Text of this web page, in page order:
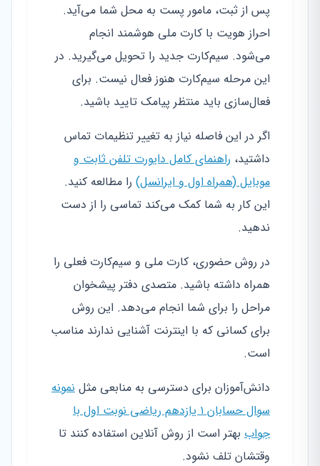
پس از ثبت، مامور پست به محل شما می‌آید.
احراز هویت با کارت ملی هوشمند انجام
می‌شود. سیم‌کارت جدید را تحویل می‌گیرید. در
این مرحله سیم‌کارت هنوز فعال نیست. برای
فعال‌سازی باید منتظر پیامک تایید باشید.
اگر در این فاصله نیاز به تغییر تنظیمات تماس
داشتید، راهنمای کامل دایورت تلفن ثابت و
موبایل (همراه اول و ایرانسل) را مطالعه کنید.
این کار به شما کمک می‌کند تماسی را از دست
ندهید.
در روش حضوری، کارت ملی و سیم‌کارت فعلی را
همراه داشته باشید. متصدی دفتر پیشخوان
مراحل را برای شما انجام می‌دهد. این روش
برای کسانی که با اینترنت آشنایی ندارند مناسب
است.
دانش‌آموزان برای دسترسی به منابعی مثل نمونه
سوال حسابان ۱ یازدهم ریاضی نوبت اول با
جواب بهتر است از روش آنلاین استفاده کنند تا
وقتشان تلف نشود.